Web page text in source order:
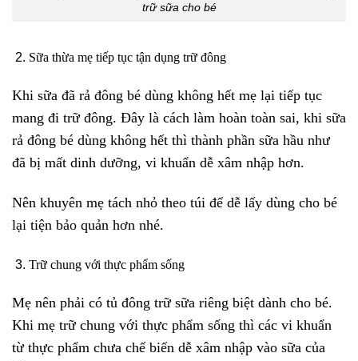
trữ sữa cho bé
Sữa thừa mẹ tiếp tục tận dụng trữ đông
Khi sữa đã rả đông bé dùng không hết mẹ lại tiếp tục
mang đi trữ đông. Đây là cách làm hoàn toàn sai, khi sữa
rả đông bé dùng không hết thì thành phần sữa hầu như
đã bị mất dinh dưỡng, vi khuẩn dễ xâm nhập hơn.
Nên khuyên mẹ tách nhỏ theo túi để dễ lấy dùng cho bé
lại tiện bảo quản hơn nhé.
Trữ chung với thực phẩm sống
Mẹ nên phải có tủ đông trữ sữa riêng biệt dành cho bé.
Khi mẹ trữ chung với thực phẩm sống thì các vi khuẩn
từ thực phẩm chưa chế biến dễ xâm nhập vào sữa của